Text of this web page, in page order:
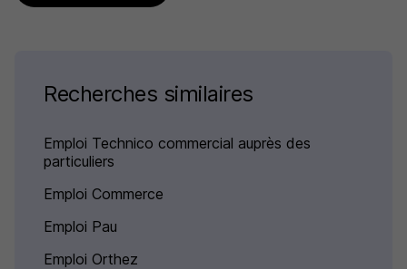
Recherches similaires
Emploi Technico commercial auprès des
particuliers
Emploi Commerce
Emploi Pau
Emploi Orthez